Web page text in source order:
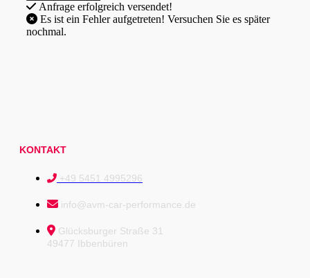
Anfrage erfolgreich versendet!
nochmal.
KONTAKT
+49 5451 4995296
info@avm-car-performance.de
Glücksburger Straße 31
49477 Ibbenbüren